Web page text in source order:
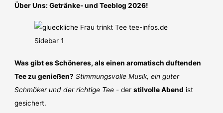
Über Uns: Getränke- und Teeblog 2026!
Was gibt es Schöneres, als einen aromatisch duftenden
Tee zu genießen? Stimmungsvolle Musik, ein guter
Schmöker und der richtige Tee - derstilvolle Abend ist
gesichert.